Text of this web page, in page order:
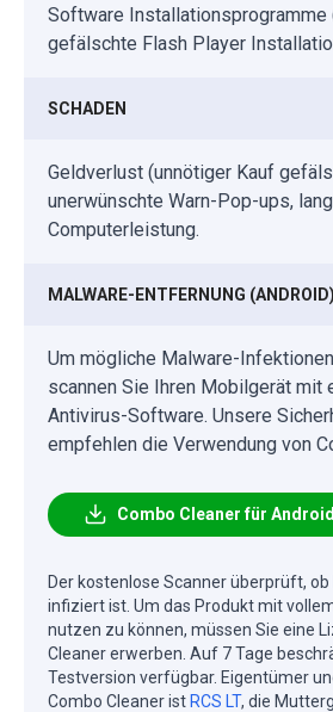
Software Installationsprogramme
gefälschte Flash Player
SCHADEN
Geldverlust (unnötiger Kauf
unerwünschte Warn-Pop-ups,
Computerleistung.
MALWARE-ENTFERNUNG (ANDROID)
Um mögliche Malware-
scannen Sie Ihren Mobilgerät mit
Antivirus-Software. Unsere
empfehlen die Verwendung von
Combo Cleaner für
Der kostenlose Scanner überprüft,
infiziert ist. Um das Produkt mit
nutzen zu können, müssen Sie eine
Cleaner erwerben. Auf 7 Tage
Testversion verfügbar. Eigentümer
Combo Cleaner ist RCS LT, die